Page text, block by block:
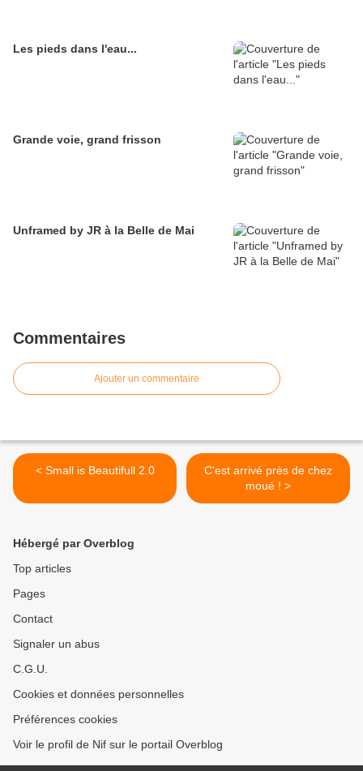
Les pieds dans l'eau...
Grande voie, grand frisson
Unframed by JR à la Belle de Mai
Commentaires
Ajouter un commentaire
< Small is Beautifull 2.0
C'est arrivé près de chez
moué ! >
Hébergé par Overblog
Top articles
Pages
Contact
Signaler un abus
C.G.U.
Cookies et données personnelles
Préférences cookies
Voir le profil de Nif sur le portail Overblog